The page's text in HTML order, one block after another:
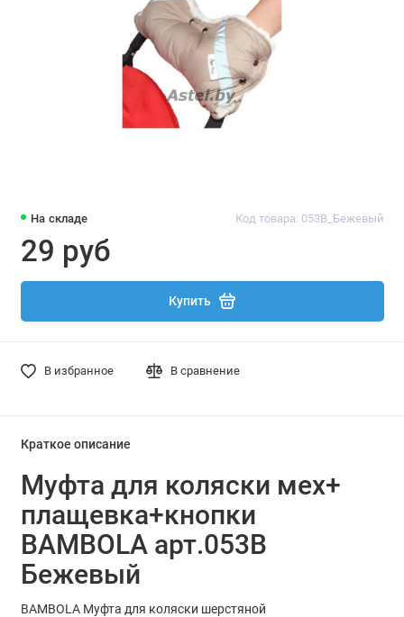
На складе Код товара: 053В_Бежевый
29 руб
Купить
В избранное В сравнение
Краткое описание
Муфта для коляски мех+
плащевка+кнопки
BAMBOLA арт.053В
Бежевый
BAMBOLA Муфта для коляски шерстяной